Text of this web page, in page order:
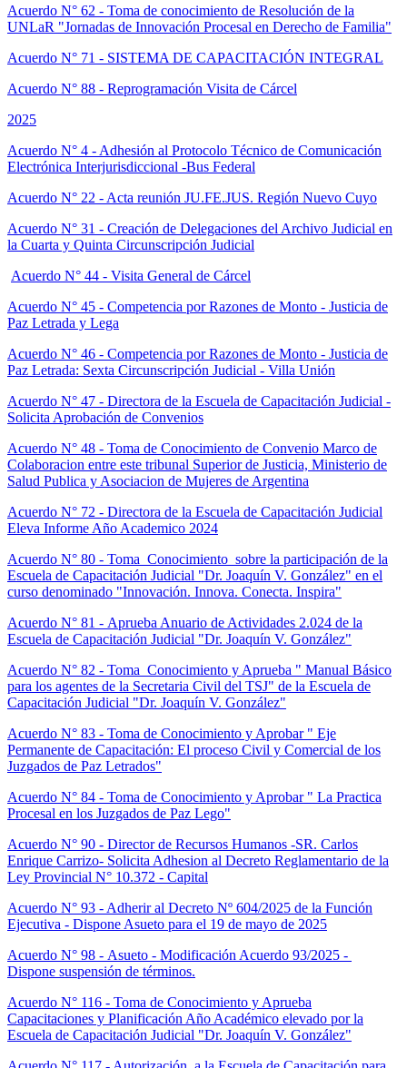
Acuerdo N° 62 - Toma de conocimiento de Resolución de la
UNLaR "Jornadas de Innovación Procesal en Derecho de Familia"
Acuerdo N° 71 - SISTEMA DE CAPACITACIÓN INTEGRAL
Acuerdo N° 88 - Reprogramación Visita de Cárcel
2025
Acuerdo N° 4 - Adhesión al Protocolo Técnico de Comunicación
Electrónica Interjurisdiccional -Bus Federal
Acuerdo N° 22 - Acta reunión JU.FE.JUS. Región Nuevo Cuyo
Acuerdo N° 31 - Creación de Delegaciones del Archivo Judicial en
la Cuarta y Quinta Circunscripción Judicial
Acuerdo N° 44 - Visita General de Cárcel
Acuerdo N° 45 - Competencia por Razones de Monto - Justicia de
Paz Letrada y Lega
Acuerdo N° 46 - Competencia por Razones de Monto - Justicia de
Paz Letrada: Sexta Circunscripción Judicial - Villa Unión
Acuerdo N° 47 - Directora de la Escuela de Capacitación Judicial -
Solicita Aprobación de Convenios
Acuerdo N° 48 - Toma de Conocimiento de Convenio Marco de
Colaboracion entre este tribunal Superior de Justicia, Ministerio de
Salud Publica y Asociacion de Mujeres de Argentina
Acuerdo N° 72 - Directora de la Escuela de Capacitación Judicial
Eleva Informe Año Academico 2024
Acuerdo N° 80 - Toma Conocimiento sobre la participación de la
Escuela de Capacitación Judicial "Dr. Joaquín V. González" en el
curso denominado "Innovación. Innova. Conecta. Inspira"
Acuerdo N° 81 - Aprueba Anuario de Actividades 2.024 de la
Escuela de Capacitación Judicial "Dr. Joaquín V. González"
Acuerdo N° 82 - Toma Conocimiento y Aprueba " Manual Básico
para los agentes de la Secretaria Civil del TSJ" de la Escuela de
Capacitación Judicial "Dr. Joaquín V. González"
Acuerdo N° 83 - Toma de Conocimiento y Aprobar " Eje
Permanente de Capacitación: El proceso Civil y Comercial de los
Juzgados de Paz Letrados"
Acuerdo N° 84 - Toma de Conocimiento y Aprobar " La Practica
Procesal en los Juzgados de Paz Lego"
Acuerdo N° 90 - Director de Recursos Humanos -SR. Carlos
Enrique Carrizo- Solicita Adhesion al Decreto Reglamentario de la
Ley Provincial N° 10.372 - Capital
Acuerdo N° 93 - Adherir al Decreto Nº 604/2025 de la Función
Ejecutiva - Dispone Asueto para el 19 de mayo de 2025
Acuerdo N° 98 - Asueto - Modificación Acuerdo 93/2025 -
Dispone suspensión de términos.
Acuerdo N° 116 - Toma de Conocimiento y Aprueba
Capacitaciones y Planificación Año Académico elevado por la
Escuela de Capacitación Judicial "Dr. Joaquín V. González"